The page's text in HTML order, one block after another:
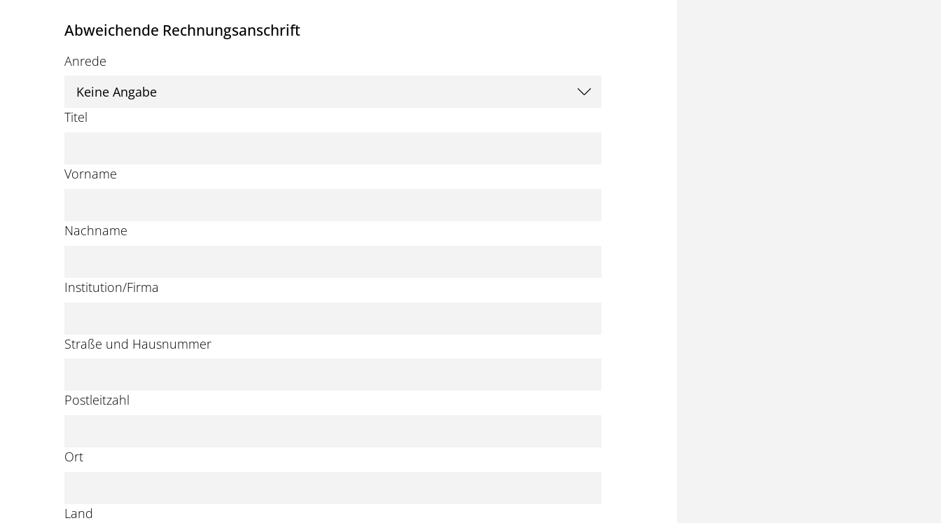
Abweichende Rechnungsanschrift
Anrede
Titel
Vorname
Nachname
Institution/Firma
Straße und Hausnummer
Postleitzahl
Ort
Land